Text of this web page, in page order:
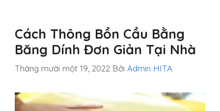
Cách Thông Bồn Cầu Bằng
Băng Dính Đơn Giản Tại Nhà
Tháng mười một 19, 2022 Bởi Admin HITA